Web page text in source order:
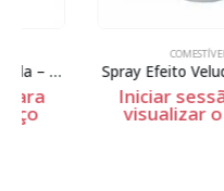
Spray Efeito Veludo – 100ml
Iniciar sessão para
visualizar o preço